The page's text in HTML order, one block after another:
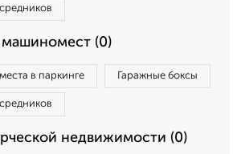
(0)
в паркинге Гаражные боксы
недвижимости (0)